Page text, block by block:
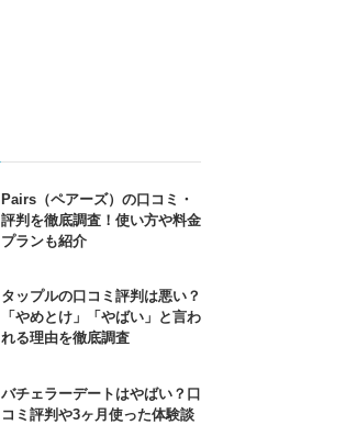
Pairs（ペアーズ）の口コミ・
評判を徹底調査！使い方や料金
プランも紹介
タップルの口コミ評判は悪い？
「やめとけ」「やばい」と言わ
れる理由を徹底調査
バチェラーデートはやばい？口
コミ評判や3ヶ月使った体験談